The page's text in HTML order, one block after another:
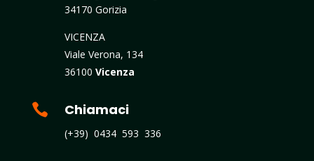
34170 Gorizia
VICENZA
Viale Verona, 134
36100 Vicenza
 Chiamaci
(+39) 0434 593 336